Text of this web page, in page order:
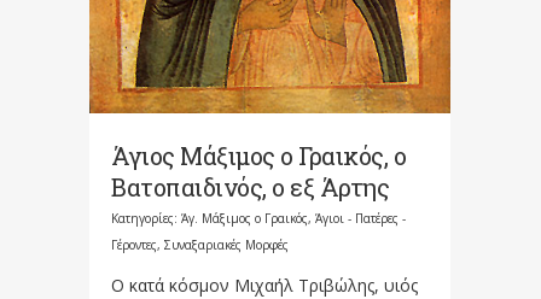
Άγιος Μάξιμος ο Γραικός, ο
Βατοπαιδινός, ο εξ Άρτης
Κατηγορίες: Άγ. Μάξιμος ο Γραικός, Άγιοι - Πατέρες -
Γέροντες, Συναξαριακές Μορφές
Ο κατά κόσμον Μιχαήλ Τριβώλης, υιός